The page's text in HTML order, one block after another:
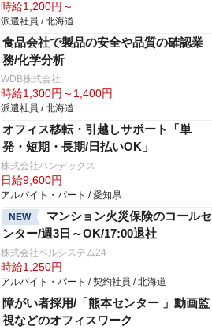
時給1,200円～
派遣社員 / 北海道
食品会社で製品の安全や品質の確認業
務/化学分析
WDB株式会社
時給1,300円～1,400円
派遣社員 / 北海道
オフィス移転・引越しサポート「単
発・短期・長期/日払いOK」
株式会社ハンデックス
日給9,600円
アルバイト・パート / 愛知県
NEW
マンション火災保険のコールセ
ンター/週3日～OK/17:00退社
株式会社ベルシステム24
時給1,250円
アルバイト・パート / 契約社員 / 北海道
障がい者採用/「熊本センター 」動画監
視などのオフィスワーク